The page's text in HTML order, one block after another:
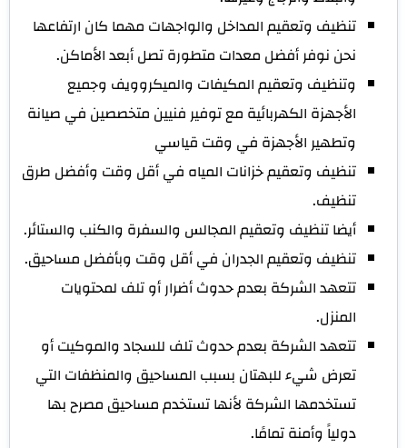
تنظيف وتعقيم المداخل والواجهات مهما كان ارتفاعها
نحن نوفر أفضل معدات متطورة تصل أبعد الأماكن.
وتنظيف وتعقيم المكيفات والميكروويف وجميع
الأجهزة الكهربائية مع توفير فنيين متخصصين في صيانة
وتطهير الأجهزة في وقت قياسي
تنظيف وتعقيم خزانات المياه في أقل وقت وأفضل طرق
تنظيف.
أيضا تنظيف وتعقيم المجالس والسفرة والكنب والستائر.
تنظيف وتعقيم الجدران في أقل وقت وبأفضل مساحيق.
تتعهد الشركة بعدم حدوث أضرار أو تلف لمحتويات
المنزل.
تتعهد الشركة بعدم حدوث تلف للسجاد والموكيت أو
تعرض شيء للبهتان بسبب المساحيق والمنظفات التي
تستخدمها الشركة لأنها تستخدم مساحيق مصرح بها
دولياً وأمنة تمامًا.